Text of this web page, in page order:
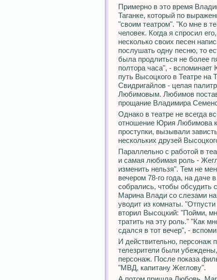
Примерно в это время
Таганке, который по
"своим театром". "Ко мне в
человек. Когда я спросил
несколько своих песен
послушать одну песню, то
была продлиться не более
полтора часа", -
путь Высоцкого в Театре на
Свидригайлов - целая
Любимовым. Любимов
прощание Владимира
Однако в театре не всегда
отношение Юрия Любимова
проступки, вызывали
нескольких друзей
Параллельно с работой в
и самая любимая роль -
изменить нельзя". Тем не
вечером 78-го года, на
собрались, чтобы обсудить
Марина Влади со слезами на
уводит из комнаты.
вторил Высоцкий: "Пойми,
тратить на эту роль." "Как
сдался в тот вечер", -
И действительно, персонаж
телезрители были
персонаж. После показа
"МВД, капитану Жеглову".